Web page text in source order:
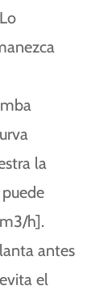
la
h].
antes
el